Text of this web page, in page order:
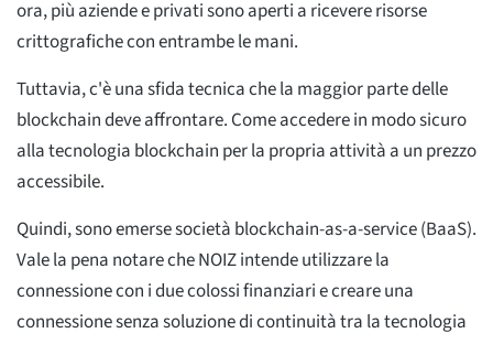
ora, più aziende e privati sono aperti a ricevere risorse
crittografiche con entrambe le mani.
Tuttavia, c'è una sfida tecnica che la maggior parte delle
blockchain deve affrontare. Come accedere in modo sicuro
alla tecnologia blockchain per la propria attività a un prezzo
accessibile.
Quindi, sono emerse società blockchain-as-a-service (BaaS).
Vale la pena notare che NOIZ intende utilizzare la
connessione con i due colossi finanziari e creare una
connessione senza soluzione di continuità tra la tecnologia